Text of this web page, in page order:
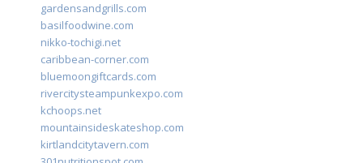
gardensandgrills.com
basilfoodwine.com
nikko-tochigi.net
caribbean-corner.com
bluemoongiftcards.com
rivercitysteampunkexpo.com
kchoops.net
mountainsideskateshop.com
kirtlandcitytavern.com